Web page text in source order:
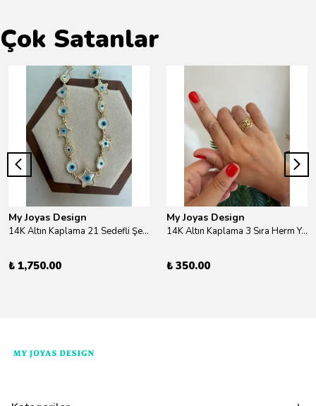
Çok Satanlar
My Joyas Design
14K Altın Kaplama 21 Sedefli Şekiller Kolye 46cm
₺ 1,750.00
My Joyas Design
14K Altın Kaplama 3 Sıra Herm Yüzük Gold
₺ 350.00